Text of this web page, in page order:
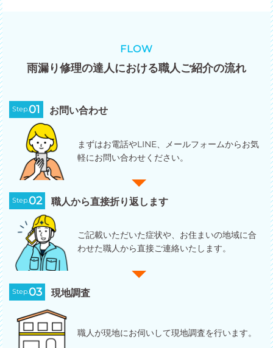
雨漏り修理の達人における職人ご紹介の流れ
FLOW
Step.01 お問い合わせ
まずはお電話やLINE、メールフォームからお気
軽にお問い合わせください。
Step.02 職人から直接折り返します
ご記載いただいた症状や、お住まいの地域に合
わせた職人から直接ご連絡いたします。
Step. 03 現地調査
職人が現地にお伺いして現地調査を行います。